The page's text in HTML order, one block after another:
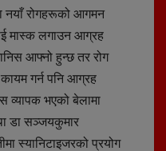
नयाँ रोगहरूको आगमन
मास्क लगाउन आग्रह
आफ्नो हुन्छ तर रोग
गर्न पनि आग्रह
व्यापक भएको बेलामा
डा सञ्जयकुमार
स्यानिटाइजरको प्रयोग